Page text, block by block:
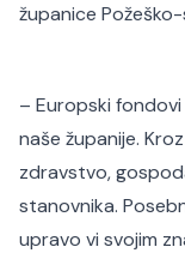
županice
– Europski
naše županije.
zdravstvo,
stanovnika.
upravo vi svojim